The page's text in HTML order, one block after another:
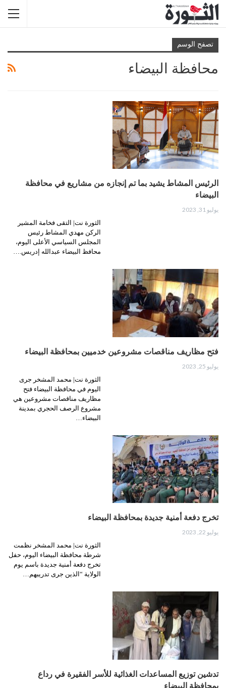
تصفح الوسم
محافظة البيضاء
الرئيس المشاط يشيد بما تم إنجازه من مشاريع في محافظة
البيضاء
يوليو 31, 2023
الثورة نت| التقى فخامة المشير
الركن مهدي المشاط رئيس
المجلس السياسي الأعلى اليوم،
محافظ البيضاء عبدالله إدريس.…
فتح مظاريف مناقصات مشروعين خدميين بمحافظة البيضاء
يوليو 25, 2023
الثورة نت| محمد المشخر جرى
اليوم في محافظة البيضاء فتح
مظاريف مناقصات مشروعين هي
مشروع الرصف الحجري بمدينة
البيضاء…
تخرج دفعة أمنية جديدة بمحافظة البيضاء
يوليو 22, 2023
الثورة نت| محمد المشخر نظمت
شرطة محافظة البيضاء اليوم، حفل
تخرج دفعة أمنية جديدة باسم يوم
الولاية “الذين جرى تدريبهم…
تدشين توزيع المساعدات الغذائية للأسر الفقيرة في رداع
بمحافظة البيضاء